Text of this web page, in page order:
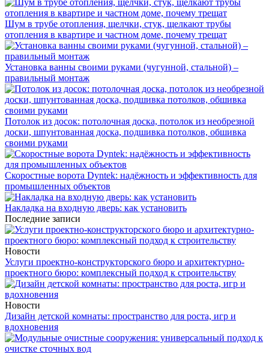
Шум в трубе отопления, щелчки, стук, щелкают трубы
отопления в квартире и частном доме, почему трещат
Установка ванны своими руками (чугунной, стальной) –
правильный монтаж
Потолок из досок: потолочная доска, потолок из необрезной
доски, шпунтованная доска, подшивка потолков, обшивка
своими руками
Скоростные ворота Dyntek: надёжность и эффективность для
промышленных объектов
Накладка на входную дверь: как установить
Последние записи
Новости
Услуги проектно-конструкторского бюро и архитектурно-
проектного бюро: комплексный подход к строительству
Новости
Дизайн детской комнаты: пространство для роста, игр и
вдохновения